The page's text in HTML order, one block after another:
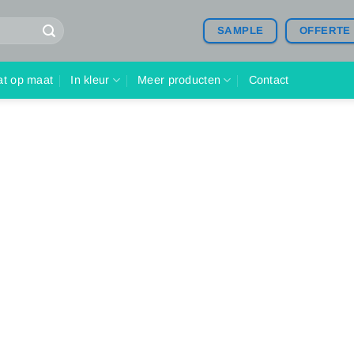
SAMPLE OFFERTE
op maat In kleur Meer producten Contact